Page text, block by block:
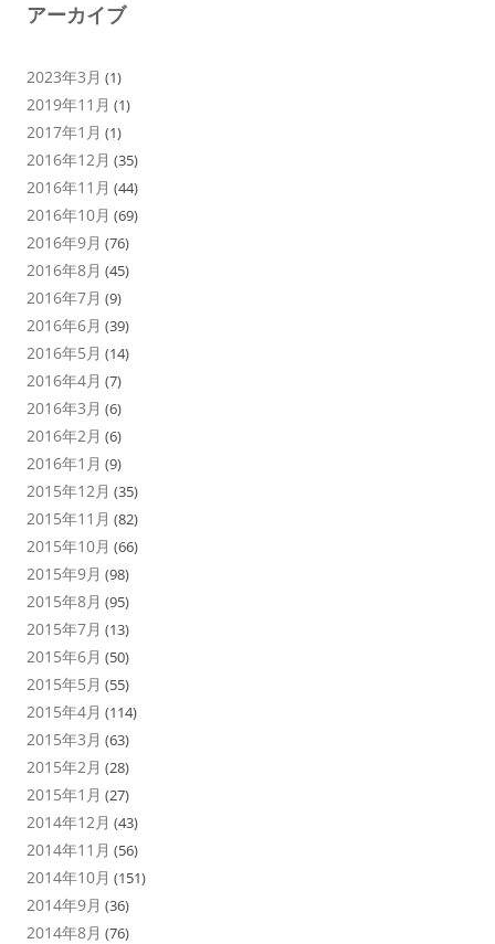
アーカイブ
2023年3月 (1)
2019年11月 (1)
2017年1月 (1)
2016年12月 (35)
2016年11月 (44)
2016年10月 (69)
2016年9月 (76)
2016年8月 (45)
2016年7月 (9)
2016年6月 (39)
2016年5月 (14)
2016年4月 (7)
2016年3月 (6)
2016年2月 (6)
2016年1月 (9)
2015年12月 (35)
2015年11月 (82)
2015年10月 (66)
2015年9月 (98)
2015年8月 (95)
2015年7月 (13)
2015年6月 (50)
2015年5月 (55)
2015年4月 (114)
2015年3月 (63)
2015年2月 (28)
2015年1月 (27)
2014年12月 (43)
2014年11月 (56)
2014年10月 (151)
2014年9月 (36)
2014年8月 (76)